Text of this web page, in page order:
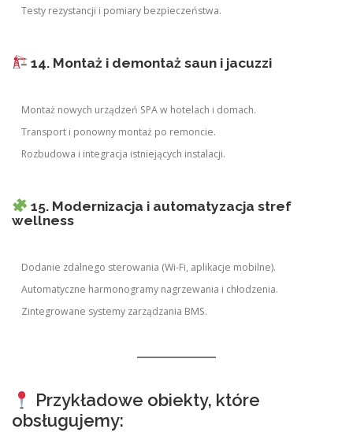
Testy rezystancji i pomiary bezpieczeństwa.
14. Montaż i demontaż saun i jacuzzi
Montaż nowych urządzeń SPA w hotelach i domach.
Transport i ponowny montaż po remoncie.
Rozbudowa i integracja istniejących instalacji.
15. Modernizacja i automatyzacja stref
wellness
Dodanie zdalnego sterowania (Wi-Fi, aplikacje mobilne).
Automatyczne harmonogramy nagrzewania i chłodzenia.
Zintegrowane systemy zarządzania BMS.
Przykładowe obiekty, które
obsługujemy: